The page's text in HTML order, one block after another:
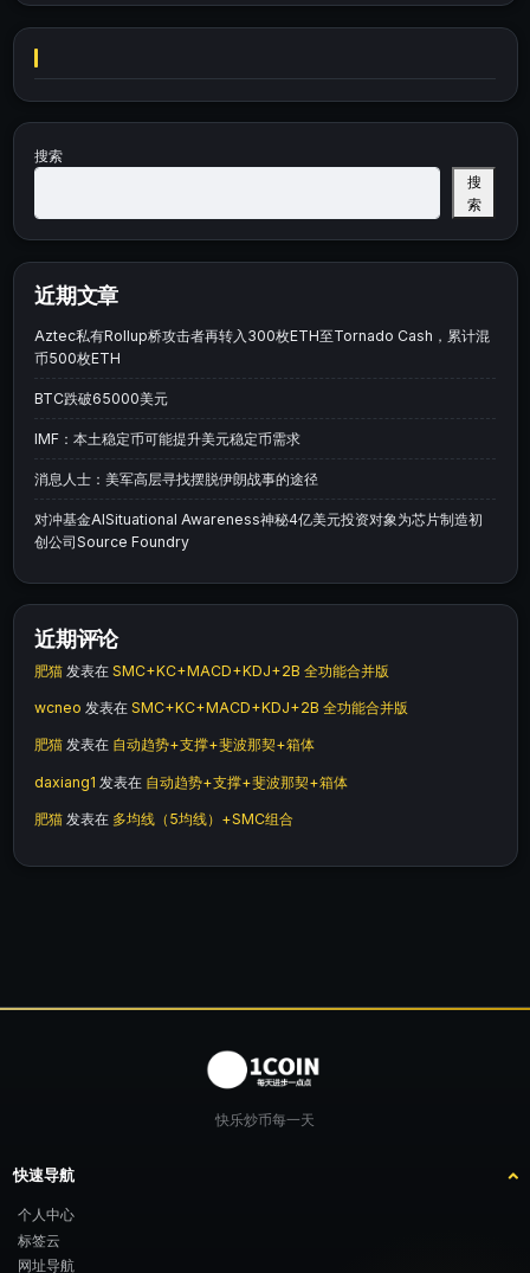
搜索
搜
索
近期文章
Aztec私有Rollup桥攻击者再转入300枚ETH至Tornado Cash，累计混
币500枚ETH
BTC跌破65000美元
IMF：本土稳定币可能提升美元稳定币需求
消息人士：美军高层寻找摆脱伊朗战事的途径
对冲基金AISituational Awareness神秘4亿美元投资对象为芯片制造初
创公司Source Foundry
近期评论
肥猫 发表在 SMC+KC+MACD+KDJ+2B 全功能合并版
wcneo 发表在 SMC+KC+MACD+KDJ+2B 全功能合并版
肥猫 发表在 自动趋势+支撑+斐波那契+箱体
daxiang1 发表在 自动趋势+支撑+斐波那契+箱体
肥猫 发表在 多均线（5均线）+SMC组合
快乐炒币每一天
快速导航
个人中心
标签云
网址导航